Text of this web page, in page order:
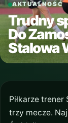
AKTUALNOŚĆ
Trudny
Do
Stalowa
Piłkarze
trzy mecze.